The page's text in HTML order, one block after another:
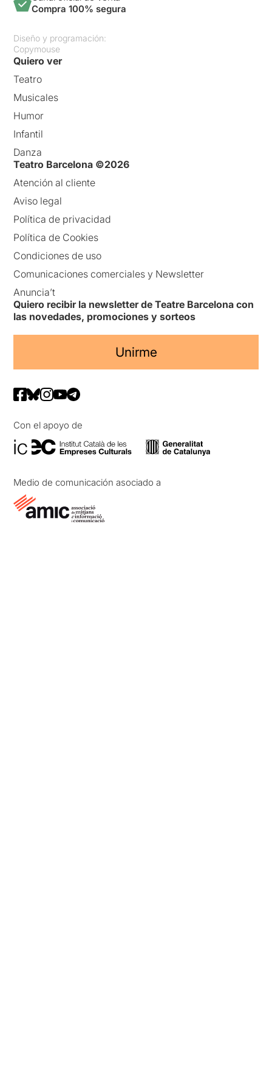
Compra 100% segura
Diseño y programación:
Copymouse
Quiero ver
Teatro
Musicales
Humor
Infantil
Danza
Teatro Barcelona ©2026
Atención al cliente
Aviso legal
Política de privacidad
Política de Cookies
Condiciones de uso
Comunicaciones comerciales y Newsletter
Anuncia’t
Quiero recibir la newsletter de Teatre Barcelona con
las novedades, promociones y sorteos
Unirme
Con el apoyo de
Medio de comunicación asociado a